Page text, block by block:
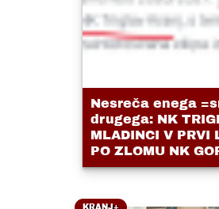
Nesreča enega
drugega: NK
MLADINCI V PRVI
PO ZLOMU NK
KRANJ+